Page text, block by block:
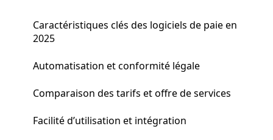
Caractéristiques clés des logiciels de paie en
2025
Automatisation et conformité légale
Comparaison des tarifs et offre de services
Facilité d’utilisation et intégration